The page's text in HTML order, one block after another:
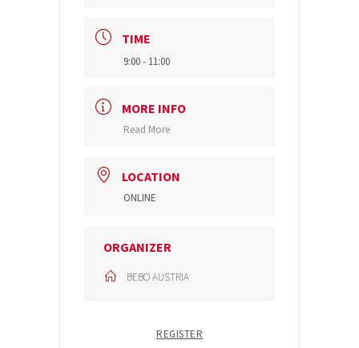
TIME
9:00 - 11:00
MORE INFO
Read More
LOCATION
ONLINE
ORGANIZER
BEBO AUSTRIA
REGISTER